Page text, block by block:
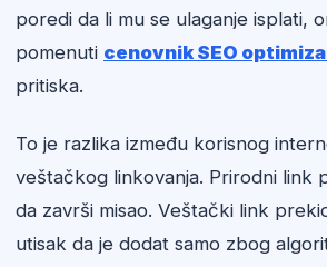
poredi da li mu se ulaganje isplati,
pomenuti cenovnik SEO
pritiska.
To je razlika između korisnog
veštačkog linkovanja. Prirodni link
da završi misao. Veštački link
utisak da je dodat samo zbog